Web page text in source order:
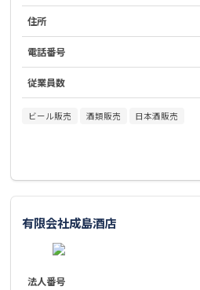
住所
電話番号
従業員数
ビール販売 酒類販売 日本酒販売
有限会社成島酒店
法人番号